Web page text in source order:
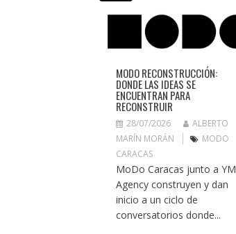
MODO RECONSTRUCCIÓN:
DONDE LAS IDEAS SE
ENCUENTRAN PARA
RECONSTRUIR
28/07/2026
ALBERTO
MARÍN MORÁN
MODO
CARACAS
MoDo Caracas junto a YM
Agency construyen y dan
inicio a un ciclo de
conversatorios donde...